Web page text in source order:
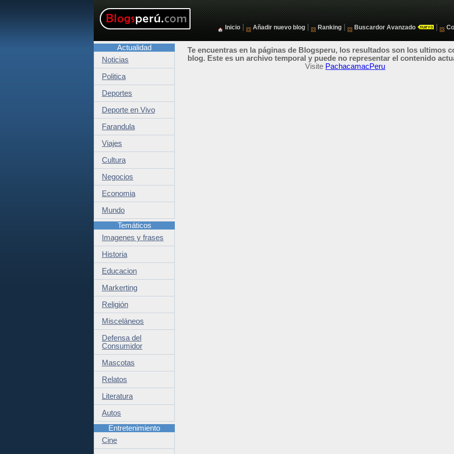
Inicio Añadir nuevo blog Ranking Buscardor Avanzado
Te encuentras en la páginas de Blogsperu, los resultados son los ultimos
blog. Este es un archivo temporal y puede no representar el contenido
Visite PachacamacPeru
Actualidad
Noticias
Politica
Deportes
Deporte en Vivo
Farandula
Viajes
Cultura
Negocios
Economia
Mundo
Temáticos
Imagenes y frases
Historia
Educacion
Markerting
Religión
Misceláneos
Defensa del
Consumidor
Mascotas
Relatos
Literatura
Autos
Entretenimiento
Cine